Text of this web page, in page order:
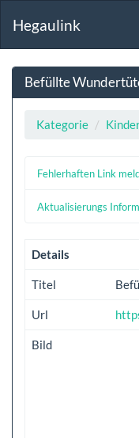
Hegaulink
Befüllte
Kategorie
Fehlerhaften Link
Aktualisierungs
Details
Titel
Url
Bild